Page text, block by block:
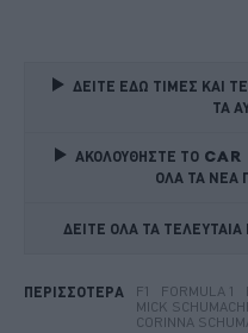
ΔΕΙΤΕ ΕΔΩ ΤΙΜΕΣ ΚΑΙ
ΤΑ
ΑΚΟΛΟΥΘΗΣΤΕ ΤΟ
ΟΛΑ ΤΑ ΝΕΑ
ΔΕΙΤΕ ΟΛΑ ΤΑ
ΠΕΡΙΣΣΟΤΕΡΑ F1 FORMULA 1
MICK
CORINNA